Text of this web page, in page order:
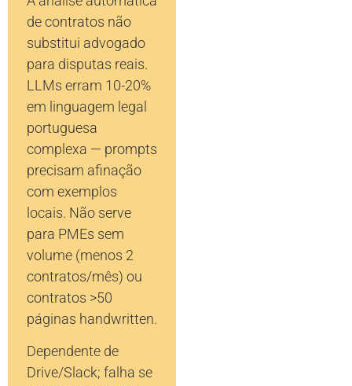
de contratos não
substitui advogado
para disputas reais.
LLMs erram 10-20%
em linguagem legal
portuguesa
complexa — prompts
precisam afinação
com exemplos
locais. Não serve
para PMEs sem
volume (menos 2
contratos/mês) ou
contratos >50
páginas handwritten.
Dependente de
Drive/Slack; falha se